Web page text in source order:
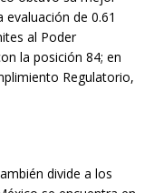
de 0.61
al Poder
la posición 84; en
Regulatorio,
divide a los